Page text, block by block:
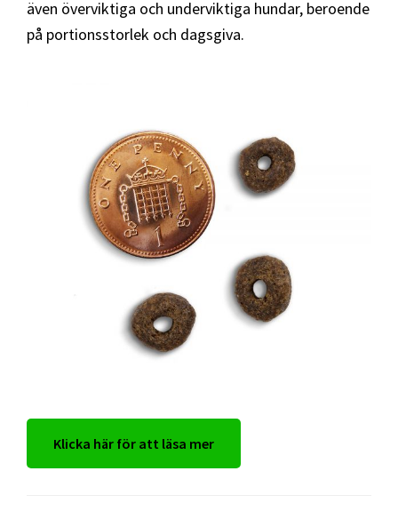
även överviktiga och underviktiga hundar, beroende
på portionsstorlek och dagsgiva.
Klicka här för att läsa mer